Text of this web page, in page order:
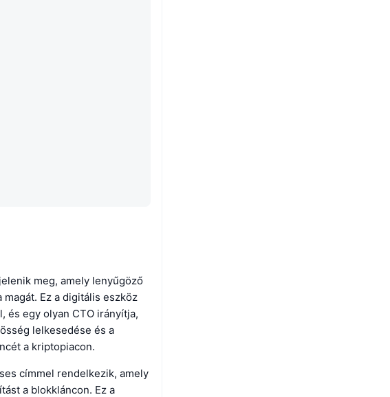
meg, amely lenyűgöző
Ez a digitális eszköz
és egy olyan CTO irányítja,
lelkesedése és a
a kriptopiacon.
címmel rendelkezik, amely
a blokkláncon. Ez a